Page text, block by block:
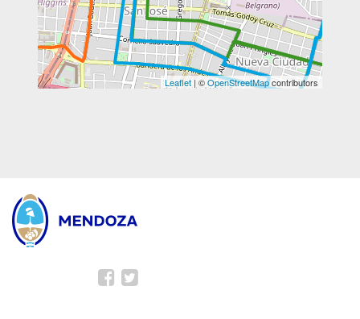
Leaflet | ©OpenStreetMapcontributors